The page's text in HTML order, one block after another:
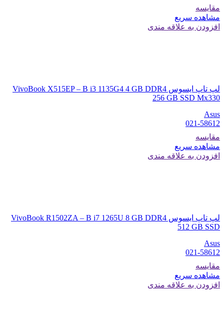
مقایسه
مشاهده سریع
افزودن به علاقه مندی
لپ تاپ ایسوس VivoBook X515EP – B i3 1135G4 4 GB DDR4
256 GB SSD Mx330
Asus
021-58612
مقایسه
مشاهده سریع
افزودن به علاقه مندی
لپ تاپ ایسوس VivoBook R1502ZA – B i7 1265U 8 GB DDR4
512 GB SSD
Asus
021-58612
مقایسه
مشاهده سریع
افزودن به علاقه مندی